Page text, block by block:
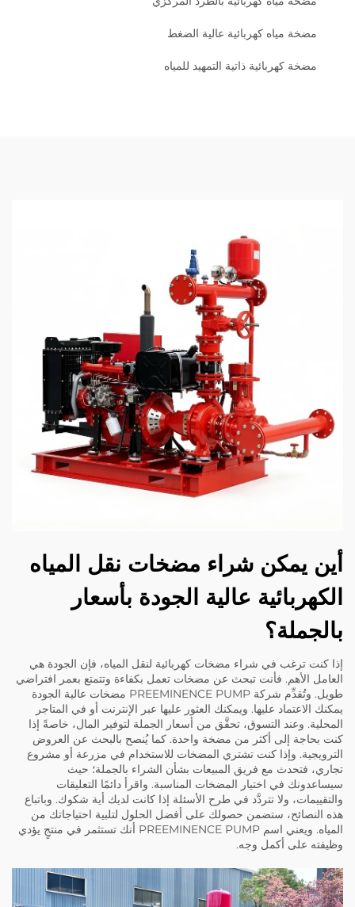
مضخة مياه كهربائية عالية الضغط
مضخة كهربائية ذاتية التمهيد للمياه
أين يمكن شراء مضخات نقل المياه
الكهربائية عالية الجودة بأسعار
بالجملة؟
إذا كنت ترغب في شراء مضخات كهربائية لنقل المياه، فإن الجودة هي
العامل الأهم. فأنت تبحث عن مضخات تعمل بكفاءة وتتمتع بعمر افتراضي
طويل. وتُقدِّم شركة PREEMINENCE PUMP مضخات عالية الجودة
يمكنك الاعتماد عليها. ويمكنك العثور عليها عبر الإنترنت أو في المتاجر
المحلية. وعند التسوق، تحقَّق من أسعار الجملة لتوفير المال، خاصةً إذا
كنت بحاجة إلى أكثر من مضخة واحدة. كما يُنصح بالبحث عن العروض
الترويجية. وإذا كنت تشتري المضخات للاستخدام في مزرعة أو مشروع
تجاري، فتحدث مع فريق المبيعات بشأن الشراء بالجملة؛ حيث
سيساعدونك في اختيار المضخات المناسبة. واقرأ دائمًا التعليقات
والتقييمات، ولا تتردَّد في طرح الأسئلة إذا كانت لديك أية شكوك. وباتباع
هذه النصائح، ستضمن حصولك على أفضل الحلول لتلبية احتياجاتك من
المياه. ويعني اسم PREEMINENCE PUMP أنك تستثمر في منتجٍ يؤدي
وظيفته على أكمل وجه.